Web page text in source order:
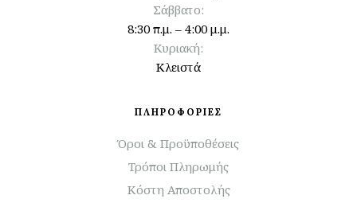
Σάββατο:
8:30 π.μ. – 4:00 μ.μ.
Κυριακή:
Κλειστά
ΠΛΗΡΟΦΟΡΙΕΣ
Όροι & Προϋποθέσεις
Τρόποι Πληρωμής
Κόστη Αποστολής